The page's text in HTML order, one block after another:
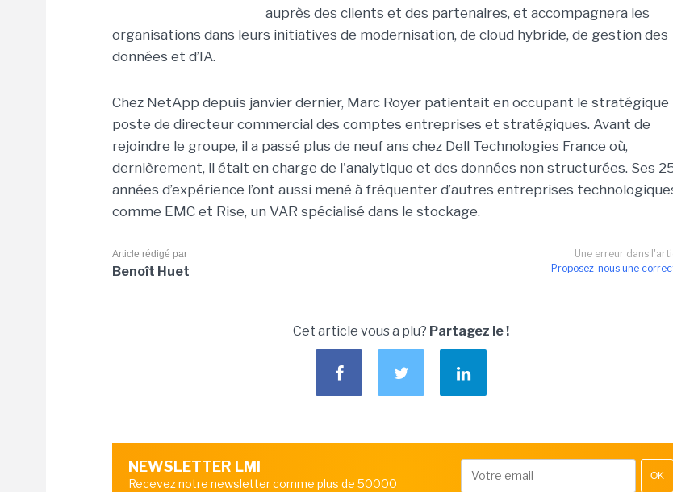
auprès des clients et des partenaires, et accompagnera les
organisations dans leurs initiatives de modernisation, de cloud hybride, de gestion des
données et d’IA.
Chez NetApp depuis janvier dernier, Marc Royer patientait en occupant le stratégique
poste de directeur commercial des comptes entreprises et stratégiques. Avant de
rejoindre le groupe, il a passé plus de neuf ans chez Dell Technologies France où,
dernièrement, il était en charge de l'analytique et des données non structurées. Ses
années d’expérience l’ont aussi mené à fréquenter d’autres entreprises
comme EMC et Rise, un VAR spécialisé dans le stockage.
Une erreur dans
Proposez-nous une
Article rédigé par
Benoît Huet
Cet article vous a plu? Partagez le !
NEWSLETTER LMI
Recevez notre newsletter comme plus de 50000
OK